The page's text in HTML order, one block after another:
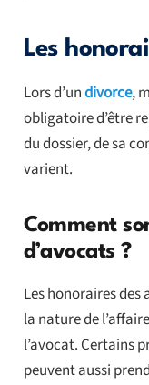
Les
Lors d’undivorce,
obligatoire d’être
du dossier, de sa
varient.
Comment
d’avocats ?
Les honoraires des
la nature de
l’avocat. Certains
peuvent aussi